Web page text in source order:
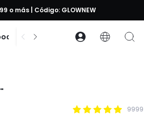
o más | Código: GLOWNEW
Accesorios